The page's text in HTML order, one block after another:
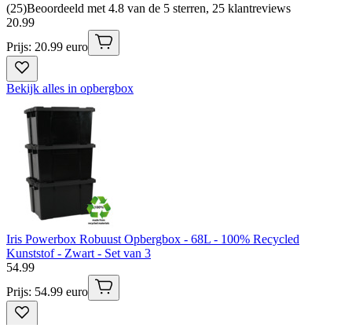
(25)Beoordeeld met 4.8 van de 5 sterren, 25 klantreviews
20.99
Prijs: 20.99 euro
Bekijk alles in opbergbox
Iris Powerbox Robuust Opbergbox - 68L - 100% Recycled
Kunststof - Zwart - Set van 3
54.99
Prijs: 54.99 euro